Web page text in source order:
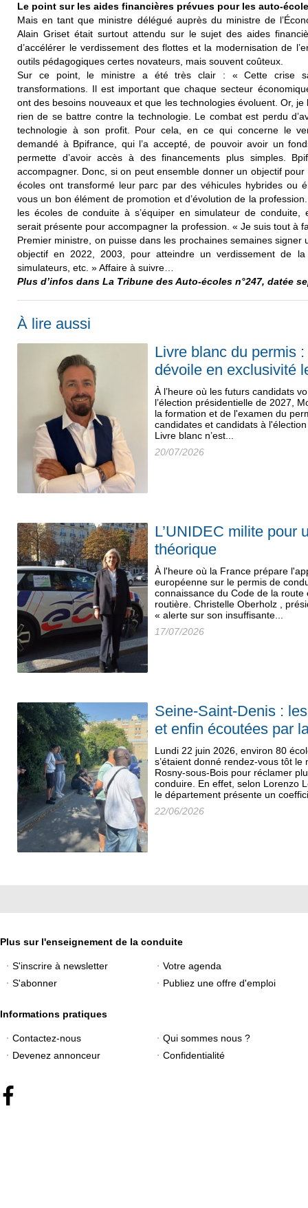
Le point sur les aides financières prévues pour les auto-
Mais en tant que ministre délégué auprès du ministre de
Alain Griset était surtout attendu sur le sujet des aides
d’accélérer le verdissement des flottes et la modernisation de
outils pédagogiques certes novateurs, mais souvent coûteux.
Sur ce point, le ministre a été très clair : « Cette crise
transformations. Il est important que chaque secteur
ont des besoins nouveaux et que les technologies évoluent. Or, je
rien de se battre contre la technologie. Le combat est perdu
technologie à son profit. Pour cela, en ce qui concerne le
demandé à Bpifrance, qui l’a accepté, de pouvoir avoir un
permette d’avoir accès à des financements plus simples.
accompagner. Donc, si on peut ensemble donner un objectif
écoles ont transformé leur parc par des véhicules hybrides ou
vous un bon élément de promotion et d’évolution de la
les écoles de conduite à s’équiper en simulateur de conduite,
serait présente pour accompagner la profession. « Je suis tout à
Premier ministre, on puisse dans les prochaines semaines
objectif en 2022, 2003, pour atteindre un verdissement de
simulateurs, etc. » Affaire à suivre…
Plus d’infos dans La Tribune des Auto-écoles n°247, datée
À lire aussi
Livre blanc du permis
dévoile en exclusivité
À l’heure où les futurs candidats
l’élection présidentielle de 2027,
la formation et de l'examen du
candidates et candidats à
Livre blanc n’est...
20/07/2026
L’UNIDEC milite pour
théorique
À l'heure où la France prépare
européenne sur le permis de
connaissance du Code de la
routière. Christelle Oberholz ,
« alerte sur son insuffisante...
17/07/2026
Seine-Saint-Denis :
et enfin écoutées par
Lundi 22 juin 2026, environ 80
s’étaient donné rendez-vous tôt
Rosny-sous-Bois pour réclamer
conduire. En effet, selon Lorenzo
le département présente un
22/06/2026
Plus sur l'enseignement de la conduite
S'inscrire à newsletter
Votre agenda
S'abonner
Publiez une offre d'emploi
Informations pratiques
Contactez-nous
Qui sommes nous ?
Devenez annonceur
Confidentialité